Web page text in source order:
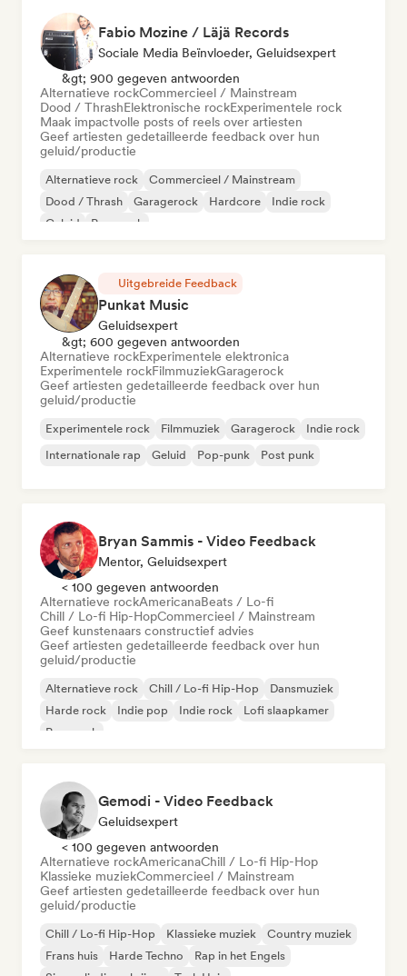
Fabio Mozine / Läjä Records
Sociale Media Beïnvloeder, Geluidsexpert
&gt; 900 gegeven antwoorden
Alternatieve rockCommercieel / Mainstream
Dood / ThrashElektronische rockExperimentele rock
Maak impactvolle posts of reels over artiesten
Geef artiesten gedetailleerde feedback over hun
geluid/productie
Alternatieve rock
Commercieel / Mainstream
Dood / Thrash
Garagerock Hardcore
Indie rock
Geluid
Pop-punk
Uitgebreide Feedback
Punkat Music
Geluidsexpert
&gt; 600 gegeven antwoorden
Alternatieve rockExperimentele elektronica
Experimentele rockFilmmuziekGaragerock
Geef artiesten gedetailleerde feedback over hun
geluid/productie
Experimentele rock Filmmuziek Garagerock
Indie rock
Internationale rap
Geluid Pop-punk Post punk
Bryan Sammis - Video Feedback
Mentor, Geluidsexpert
< 100 gegeven antwoorden
Alternatieve rockAmericanaBeats / Lo-fi
Chill / Lo-fi Hip-HopCommercieel / Mainstream
Geef kunstenaars constructief advies
Geef artiesten gedetailleerde feedback over hun
geluid/productie
Alternatieve rock Chill / Lo-fi Hip-Hop
Dansmuziek
Harde rock
Indie pop Indie rock
Lofi slaapkamer
Pop-punk
Gemodi - Video Feedback
Geluidsexpert
< 100 gegeven antwoorden
Alternatieve rockAmericanaChill / Lo-fi Hip-Hop
Klassieke muziekCommercieel / Mainstream
Geef artiesten gedetailleerde feedback over hun
geluid/productie
Chill / Lo-fi Hip-Hop Klassieke muziek
Country muziek
Frans huis
Harde Techno
Rap in het Engels